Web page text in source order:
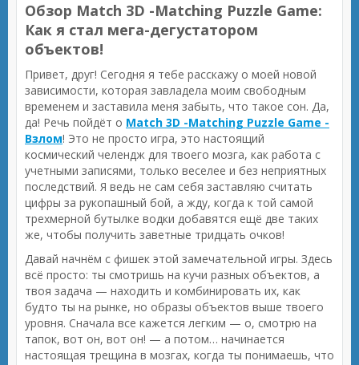
Обзор Match 3D -Matching Puzzle Game:
Как я стал мега-дегустатором
объектов!
Привет, друг! Сегодня я тебе расскажу о моей новой
зависимости, которая завладела моим свободным
временем и заставила меня забыть, что такое сон. Да,
да! Речь пойдёт о Match 3D -Matching Puzzle Game -
Взлом! Это не просто игра, это настоящий
космический челендж для твоего мозга, как работа с
учетными записями, только веселее и без неприятных
последствий. Я ведь не сам себя заставляю считать
цифры за рукопашный бой, а жду, когда к той самой
трехмерной бутылке водки добавятся ещё две таких
же, чтобы получить заветные тридцать очков!
Давай начнём с фишек этой замечательной игры. Здесь
всё просто: ты смотришь на кучи разных объектов, а
твоя задача — находить и комбинировать их, как
будто ты на рынке, но образы объектов выше твоего
уровня. Сначала все кажется легким — о, смотрю на
тапок, вот он, вот он! — а потом… начинается
настоящая трещина в мозгах, когда ты понимаешь, что